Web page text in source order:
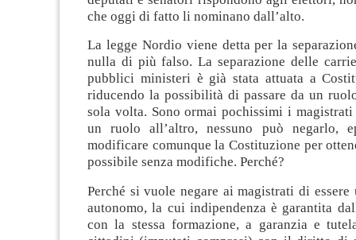
che oggi di fatto li nominano dall’alto.
La legge Nordio viene detta per la
nulla di più falso. La separazione delle
pubblici ministeri è già stata attuata a
riducendo la possibilità di passare da un
sola volta. Sono ormai pochissimi i magistrati
un ruolo all’altro, nessuno può negarlo,
modificare comunque la Costituzione per
possibile senza modifiche. Perché?
Perché si vuole negare ai magistrati di
autonomo, la cui indipendenza è garantita
con la stessa formazione, a garanzia e